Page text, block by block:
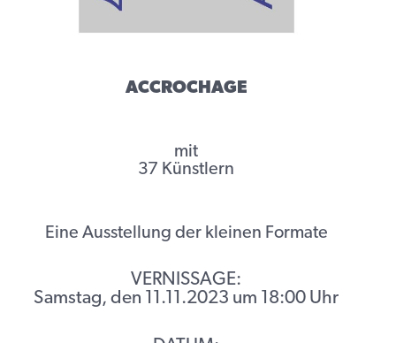
ACCROCHAGE
mit
37 Künstlern
Eine Ausstellung der kleinen Formate
VERNISSAGE:
Samstag, den 11.11.2023 um 18:00 Uhr